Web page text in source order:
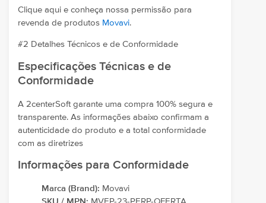
Clique aqui e conheça nossa permissão para
revenda de produtos Movavi.
#2 Detalhes Técnicos e de Conformidade
Especificações Técnicas e de
Conformidade
A 2centerSoft garante uma compra 100% segura e
transparente. As informações abaixo confirmam a
autenticidade do produto e a total conformidade
com as diretrizes
Informações para Conformidade
Marca (Brand): Movavi